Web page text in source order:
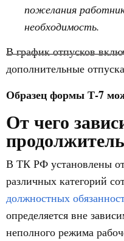
пожелания
необходимость.
В график отпусков
дополнительные
Образец формы Т-7
От чего
В ТК РФ установлены
различных категорий
должностных
определяется вне
неполного режима